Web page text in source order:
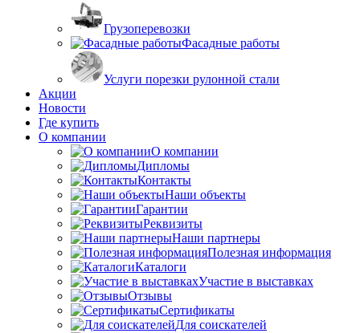
Грузоперевозки
Фасадные работы
Услуги порезки рулонной стали
Акции
Новости
Где купить
О компании
О компании
Дипломы
Контакты
Наши объекты
Гарантии
Реквизиты
Наши партнеры
Полезная информация
Каталоги
Участие в выставках
Отзывы
Сертификаты
Для соискателей